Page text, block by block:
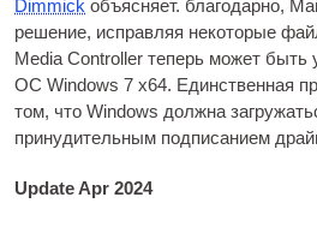
Dimmick объясняет. благодарно,
решение, исправляя некоторые
Media Controller теперь может быть
ОС Windows 7 x64. Единственная
том, что Windows должна
принудительным подписанием
Update Apr 2024